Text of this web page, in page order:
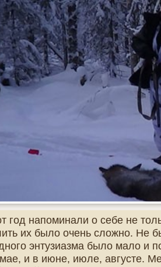
напоминали о себе не только зимой,
было очень сложно. Не было
энтузиазма было мало и после
и в июне, июле, августе. Местные
стаи. К осени волки куда-то пропали.
волки наведались и в мой поселок
замечены местными жителями,
напали на собаку, пытались
впервые. Немного позже пару
по одному из волков отстрелялся
звери ушли далеко, а через
После этого случая волки о себе не
видео охота,винтовка,
косуля
:: 11:49 / 05.12.2016